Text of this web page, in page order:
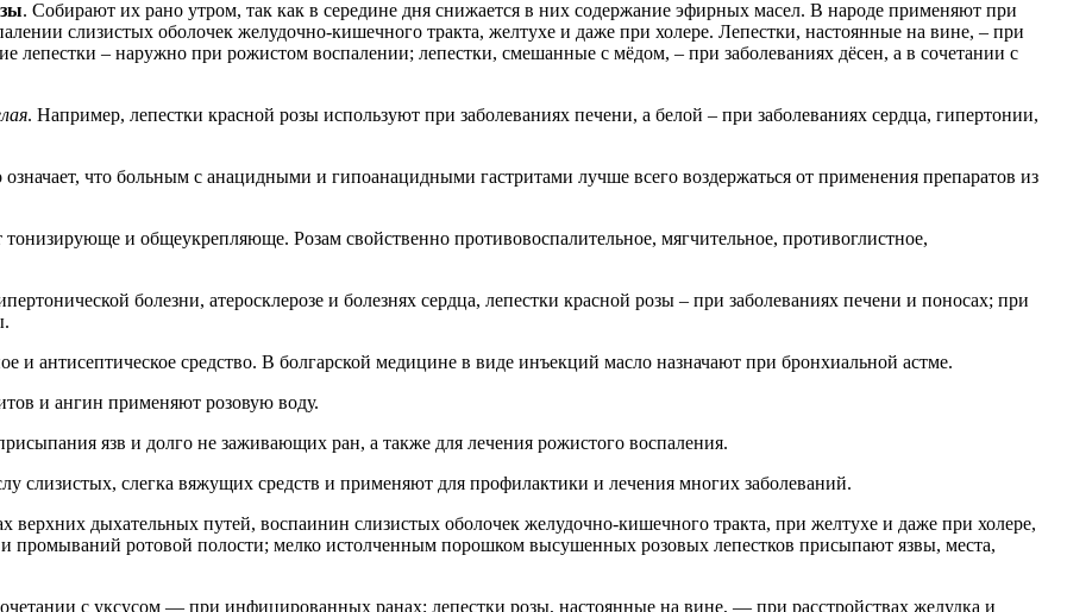
. Собирают их рано утром, так как в середине дня снижается в них содержание эфирных масел. В народе применяют при
слизистых оболочек желудочно-кишечного тракта, желтухе и даже при холере. Лепестки, настоянные на вине, – при
лепестки – наружно при рожистом воспалении; лепестки, смешанные с мёдом, – при заболеваниях дёсен, а в сочетании с
. Например, лепестки красной розы используют при заболеваниях печени, а белой – при заболеваниях сердца, гипертонии,
что больным с анацидными и гипоанацидными гастритами лучше всего воздержаться от применения препаратов из
и общеукрепляюще. Розам свойственно противовоспалительное, мягчительное, противоглистное,
болезни, атеросклерозе и болезнях сердца, лепестки красной розы – при заболеваниях печени и поносах; при
и антисептическое средство. В болгарской медицине в виде инъекций масло назначают при бронхиальной астме.
и ангин применяют розовую воду.
язв и долго не заживающих ран, а также для лечения рожистого воспаления.
слизистых, слегка вяжущих средств и применяют для профилактики и лечения многих заболеваний.
верхних дыхательных путей, воспаинин слизистых оболочек желудочно-кишечного тракта, при желтухе и даже при холере,
промываний ротовой полости; мелко истолченным порошком высушенных розовых лепестков присыпают язвы, места,
с уксусом — при инфицированных ранах; лепестки розы, настоянные на вине, — при расстройствах желудка и